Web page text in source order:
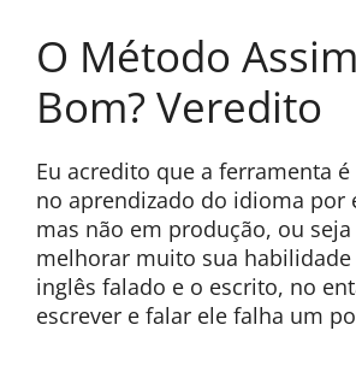
O Método
Bom? Veredito
Eu acredito que a ferramenta
no aprendizado do idioma por
mas não em produção, ou
melhorar muito sua
inglês falado e o escrito, no
escrever e falar ele falha um